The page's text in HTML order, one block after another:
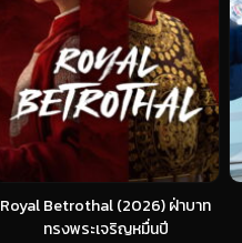
Royal Betrothal (2026) ฝ่าบาท
ทรงพระเจริญหมื่นปี